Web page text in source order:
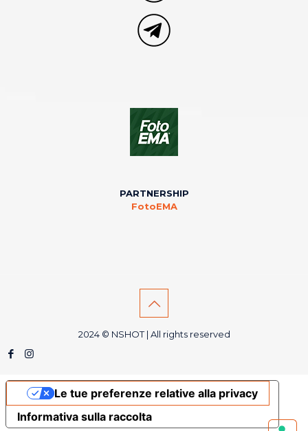
PARTNERSHIP
FotoEMA
2024 © NSHOT | All rights reserved
Informativa sulla raccolta
Le tue preferenze relative alla privacy